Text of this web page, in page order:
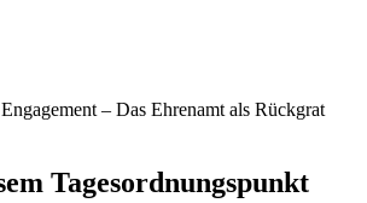
– Das Ehrenamt als Rückgrat
Tagesordnungspunkt